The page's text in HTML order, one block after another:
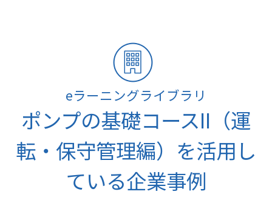
eラーニングライブラリ
ポンプの基礎コースII（運
転・保守管理編）を活用し
ている企業事例